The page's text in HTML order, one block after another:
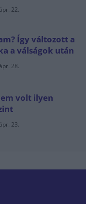
22.
Így változott a
a válságok után
28.
volt ilyen
23.